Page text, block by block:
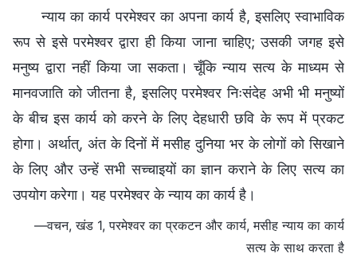
न्याय का कार्य परमेश्वर का अपना कार्य है, इसलिए स्वाभाविक
रूप से इसे परमेश्वर द्वारा ही किया जाना चाहिए; उसकी जगह इसे
मनुष्य द्वारा नहीं किया जा सकता। चूँकि न्याय सत्य के माध्यम से
मानवजाति को जीतना है, इसलिए परमेश्वर निःसंदेह अभी भी मनुष्यों
के बीच इस कार्य को करने के लिए देहधारी छवि के रूप में प्रकट
होगा। अर्थात्, अंत के दिनों में मसीह दुनिया भर के लोगों को सिखाने
के लिए और उन्हें सभी सच्चाइयों का ज्ञान कराने के लिए सत्य का
उपयोग करेगा। यह परमेश्वर के न्याय का कार्य है।
—वचन, खंड 1, परमेश्वर का प्रकटन और कार्य, मसीह न्याय का कार्य
सत्य के साथ करता है